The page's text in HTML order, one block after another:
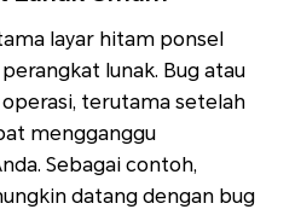
layar hitam ponsel
lunak. Bug atau
terutama setelah
mengganggu
Sebagai contoh,
datang dengan bug